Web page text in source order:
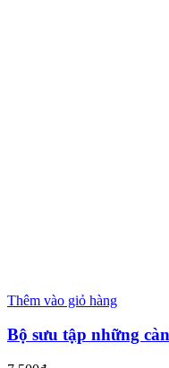
Thêm vào giỏ hàng
Bộ sưu tập những